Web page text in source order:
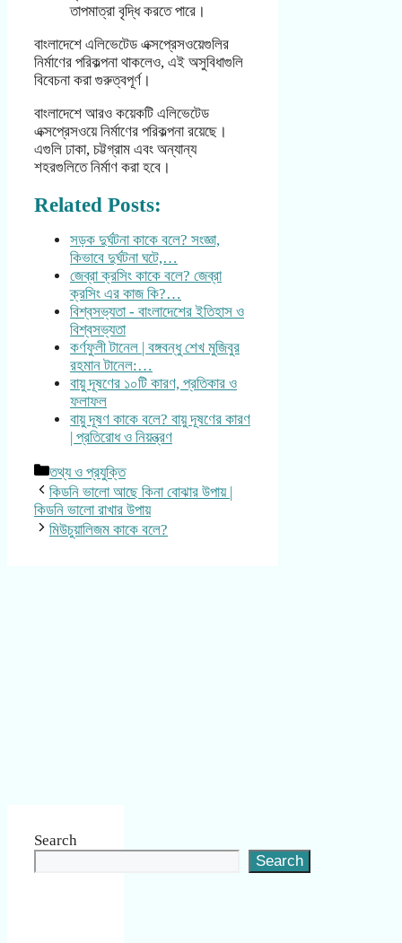
তাপমাত্রা বৃদ্ধি করতে পারে।
বাংলাদেশে এলিভেটেড এক্সপ্রেসওয়েগুলির
নির্মাণের পরিকল্পনা থাকলেও, এই অসুবিধাগুলি
বিবেচনা করা গুরুত্বপূর্ণ।
বাংলাদেশে আরও কয়েকটি এলিভেটেড
এক্সপ্রেসওয়ে নির্মাণের পরিকল্পনা রয়েছে।
এগুলি ঢাকা, চট্টগ্রাম এবং অন্যান্য
শহরগুলিতে নির্মাণ করা হবে।
Related Posts:
সড়ক দুর্ঘটনা কাকে বলে? সংজ্ঞা,
কিভাবে দুর্ঘটনা ঘটে,…
জেব্রা ক্রসিং কাকে বলে? জেব্রা
ক্রসিং এর কাজ কি?…
বিশ্বসভ্যতা - বাংলাদেশের ইতিহাস ও
বিশ্বসভ্যতা
কর্ণফুলী টানেল | বঙ্গবন্ধু শেখ মুজিবুর
রহমান টানেল:…
বায়ু দূষণের ১০টি কারণ, প্রতিকার ও
ফলাফল
বায়ু দূষণ কাকে বলে? বায়ু দূষণের কারণ
| প্রতিরোধ ও নিয়ন্ত্রণ
Categories
তথ্য ও প্রযুক্তি
কিডনি ভালো আছে কিনা বোঝার উপায় |
কিডনি ভালো রাখার উপায়
মিউচুয়ালিজম কাকে বলে?
Search
Search